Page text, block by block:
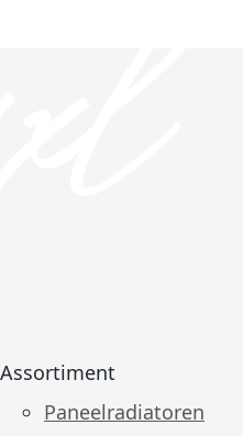
Assortiment
Paneelradiatoren